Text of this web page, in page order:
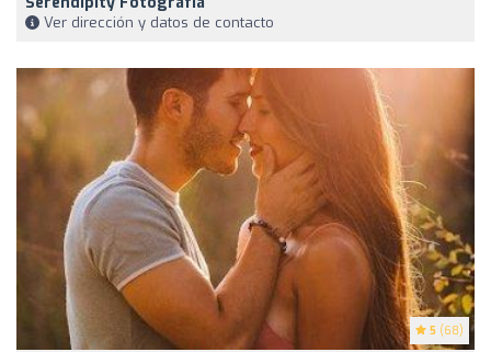
Ver dirección y datos de contacto
5 (68)